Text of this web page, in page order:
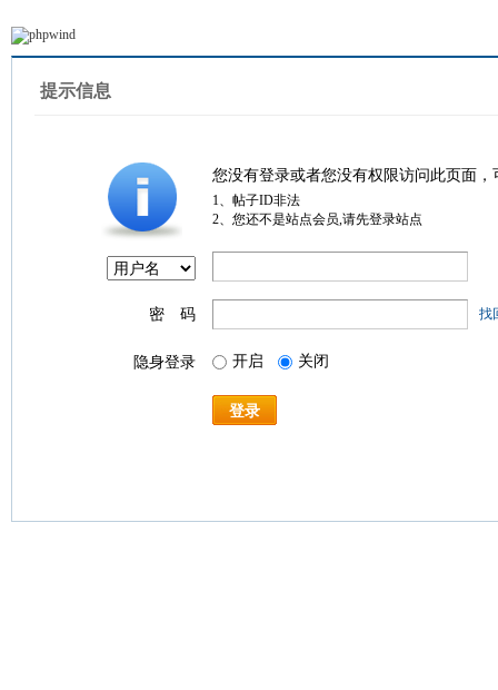
提示信息
您没有登录或者您没有权限访问此页面
1、帖子ID非法
2、您还不是站点会员,请先登录站点
密 码 找
隐身登录 开启 关闭
登录